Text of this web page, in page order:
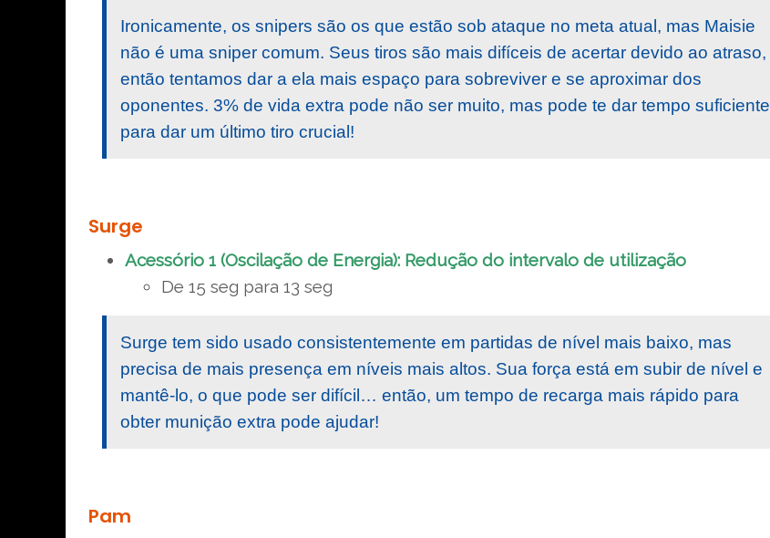
Ironicamente, os snipers são os que estão sob ataque no meta atual, mas Maisie
não é uma sniper comum. Seus tiros são mais difíceis de acertar devido ao atraso,
então tentamos dar a ela mais espaço para sobreviver e se aproximar dos
oponentes. 3% de vida extra pode não ser muito, mas pode te dar tempo suficiente
para dar um último tiro crucial!
Surge
Acessório 1 (Oscilação de Energia): Redução do intervalo de utilização
De 15 seg para 13 seg
Surge tem sido usado consistentemente em partidas de nível mais baixo, mas
precisa de mais presença em níveis mais altos. Sua força está em subir de nível e
mantê-lo, o que pode ser difícil… então, um tempo de recarga mais rápido para
obter munição extra pode ajudar!
Pam